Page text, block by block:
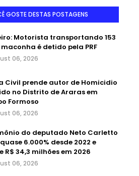
GOSTE DESTAS POSTAGENS
Motorista transportando 153
é detido pela PRF
06, 2026
Civil prende autor de Homicidio
no Distrito de Araras em
Formoso
06, 2026
do deputado Neto Carletto
6.000% desde 2022 e
R$ 34,3 milhões em 2026
06, 2026